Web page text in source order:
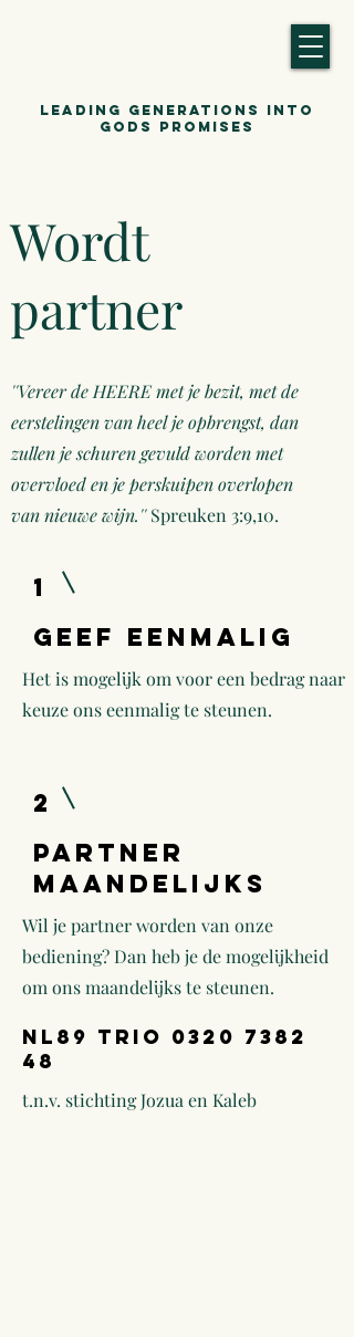
Leading generations into
gods promises
Wordt
partner
''Vereer de HEERE met je bezit, met de
eerstelingen van heel je opbrengst, dan
zullen je schuren gevuld worden met
overvloed en je perskuipen overlopen
van nieuwe wijn.''Spreuken 3:9,10.
1
Geef eenmalig
Het is mogelijk om voor een bedrag naar
keuze ons eenmalig te steunen.
2
Partner
maandelijks
Wil je partner worden van onze
bediening? Dan heb je de mogelijkheid
om ons maandelijks te steunen.
NL89 TRIO 0320 7382
48
t.n.v. stichting Jozua en Kaleb